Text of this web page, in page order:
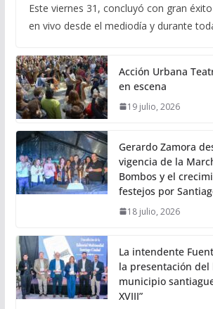
Este viernes 31, concluyó con gran
en vivo desde el mediodía y durante
Acción Urbana
en escena
19 julio, 2026
Gerardo Zamora
vigencia de la
Bombos y el
festejos por
18 julio, 2026
La intendente
la presentación del
municipio
XVIII”